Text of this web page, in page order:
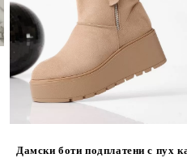
Дамски боти подплатени с пух